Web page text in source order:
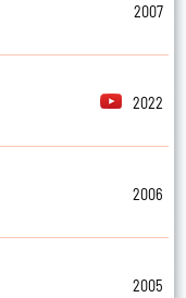
2007
2022
2006
2005